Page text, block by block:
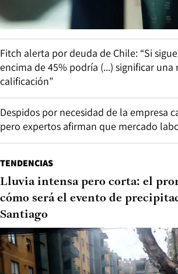
Fitch alerta por deuda de Chile: “Si
encima de 45% podría (...) significar una
calificación”
Despidos por necesidad de la empresa
pero expertos afirman que mercado
TENDENCIAS
Lluvia intensa pero corta: el
cómo será el evento de
Santiago